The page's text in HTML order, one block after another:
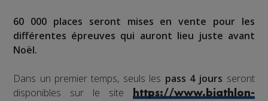
60 000 places seront mises en vente pour les
différentes épreuves qui auront lieu juste avant
Noël.
Dans un premier temps, seuls les pass 4 jours seront
disponibles sur le site
https://www.biathlon-